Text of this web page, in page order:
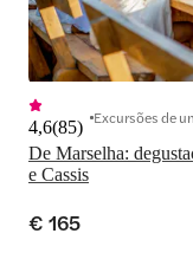
De Marselha:
e Cassis
4,6(85) Excursões de
€ 165